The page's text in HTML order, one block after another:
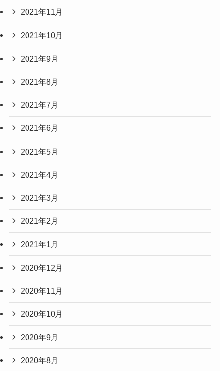
2021年11月
2021年10月
2021年9月
2021年8月
2021年7月
2021年6月
2021年5月
2021年4月
2021年3月
2021年2月
2021年1月
2020年12月
2020年11月
2020年10月
2020年9月
2020年8月